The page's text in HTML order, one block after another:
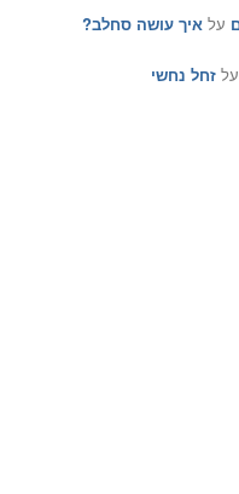
עלאיך עושה סחלב?
עלזחל נחשי